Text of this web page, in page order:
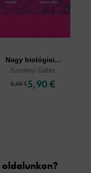
Nagy biológiai...
Szerényi Gábor
6,49 €5,90 €